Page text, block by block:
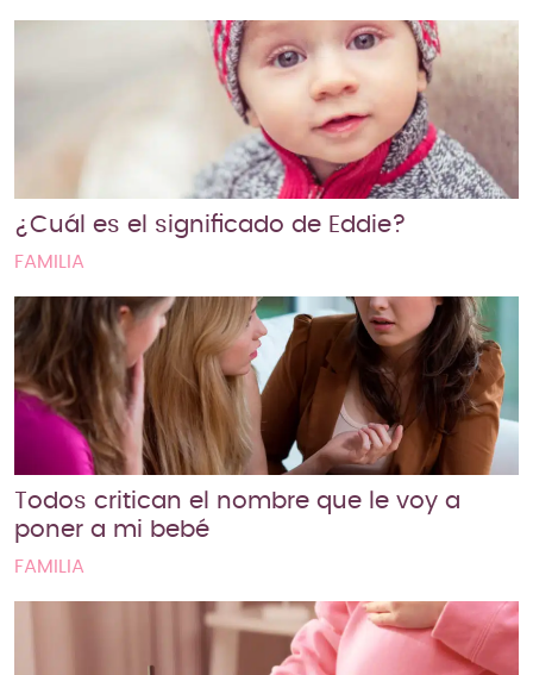
¿Cuál es el significado de Eddie?
FAMILIA
Todos critican el nombre que le voy a
poner a mi bebé
FAMILIA